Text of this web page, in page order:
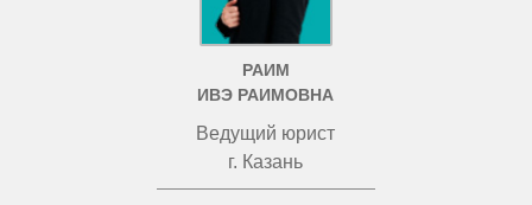
РАИМ
ИВЭ РАИМОВНА
Ведущий юрист
г. Казань